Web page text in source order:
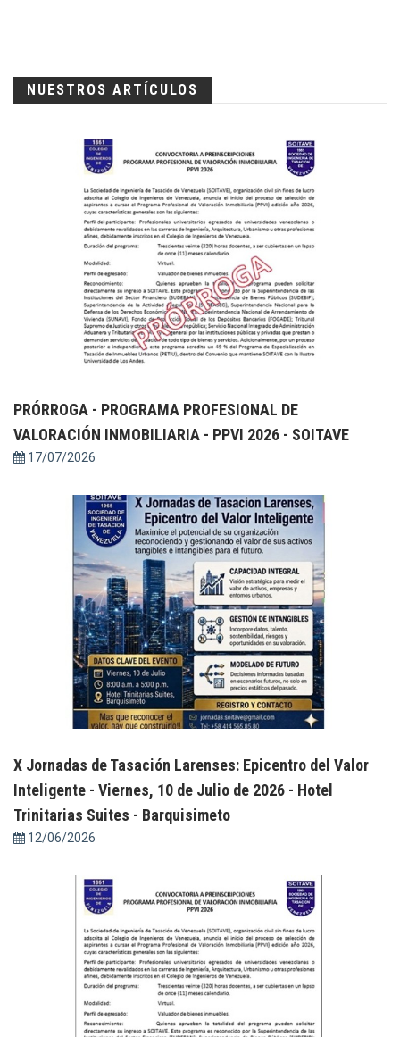
NUESTROS ARTÍCULOS
PRÓRROGA - PROGRAMA PROFESIONAL DE
VALORACIÓN INMOBILIARIA - PPVI 2026 - SOITAVE
17/07/2026
X Jornadas de Tasación Larenses: Epicentro del Valor
Inteligente - Viernes, 10 de Julio de 2026 - Hotel
Trinitarias Suites - Barquisimeto
12/06/2026